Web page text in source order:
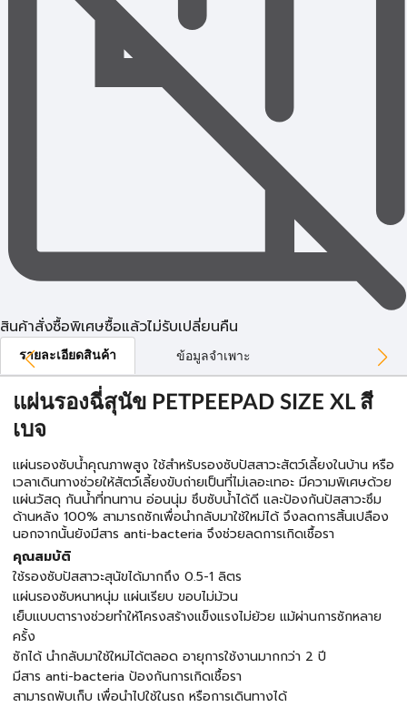
สินค้าสั่งซื้อพิเศษซื้อแล้วไม่รับเปลี่ยนคืน
รายละเอียดสินค้า ข้อมูลจำเพาะ
แผ่นรองฉี่สุนัข PETPEEPAD SIZE XL สี
เบจ
แผ่นรองซับน้ำคุณภาพสูง ใช้สำหรับรองซับปัสสาวะสัตว์เลี้ยงในบ้าน หรือ
เวลาเดินทางช่วยให้สัตว์เลี้ยงขับถ่ายเป็นที่ไม่เลอะเทอะ มีความพิเศษด้วย
แผ่นวัสดุ กันน้ำที่ทนทาน อ่อนนุ่ม ซึบซับน้ำได้ดี และป้องกันปัสสาวะซึม
ด้านหลัง 100% สามารถซักเพื่อนำกลับมาใช้ใหม่ได้ จึงลดการสิ้นเปลือง
นอกจากนั้นยังมีสาร anti-bacteria จึงช่วยลดการเกิดเชื้อรา
คุณสมบัติ
ใช้รองซับปัสสาวะสุนัขได้มากถึง 0.5-1 ลิตร
แผ่นรองซับหนาหนุ่ม แผ่นเรียบ ขอบไม่ม้วน
เย็บแบบตารางช่วยทำให้โครงสร้างแข็งแรงไม่ย้วย แม้ผ่านการซักหลาย
ครั้ง
ซักได้ นำกลับมาใช้ใหม่ได้ตลอด อายุการใช้งานมากกว่า 2 ปี
มีสาร anti-bacteria ป้องกันการเกิดเชื้อรา
สามารถพับเก็บ เพื่อนำไปใช้ในรถ หรือการเดินทางได้